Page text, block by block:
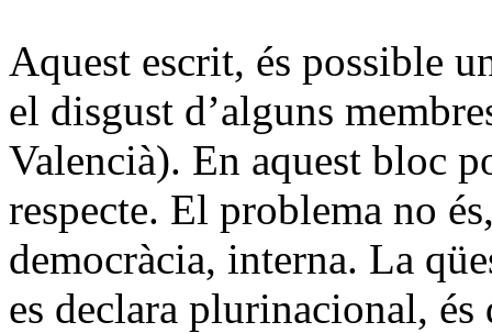
Aquest escrit, és possible
el disgust d’alguns
Valencià). En aquest bloc
respecte. El problema no
democràcia, interna. La
es declara plurinacional, és